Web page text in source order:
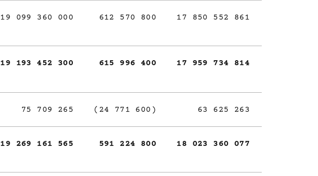
19 099 360 000 612 570 800 17 850 552 861
19 193 452 300 615 996 400 17 959 734 814
75 709 265 (24 771 600) 63 625 263
19 269 161 565 591 224 800 18 023 360 077